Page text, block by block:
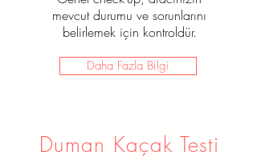
mevcut durumu ve sorunlarını
belirlemek için kontroldür.
Daha Fazla Bilgi
Duman Kaçak Testi